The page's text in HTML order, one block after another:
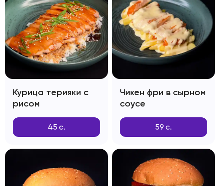
Курица терияки с
рисом
45 с.
Чикен фри в сырном
соусе
59 с.